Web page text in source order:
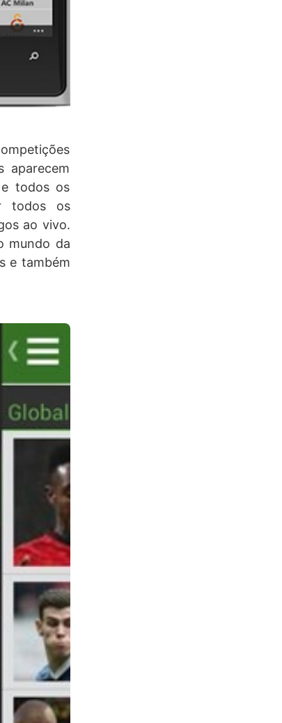
aparecem
todos os
todos os
ao vivo.
mundo da
e também